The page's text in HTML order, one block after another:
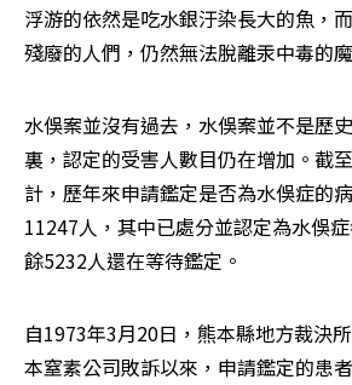
浮游的依然是吃水銀汙染長大的魚，
殘廢的人們，仍然無法脫離汞中毒的
水俁案並沒有過去，水俁案並不是歷
裏，認定的受害人數目仍在增加。截
計，歷年來申請鑑定是否為水俁症的
11247人，其中已處分並認定為水俁
餘5232人還在等待鑑定。
自1973年3月20日，熊本縣地方裁決
本窒素公司敗訴以來，申請鑑定的患